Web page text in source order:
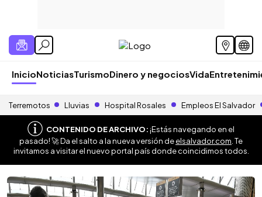
InicioNoticiasTurismoDinero y negociosVida
Terremotos Lluvias Hospital Rosales Empleos El Salvador
CONTENIDO DE ARCHIVO:¡Estás navegando en el
pasado! 🚀 Da el salto a la nueva versión deelsalvador.com . Te
invitamos a visitar el nuevo portal país donde coincidimos todos.